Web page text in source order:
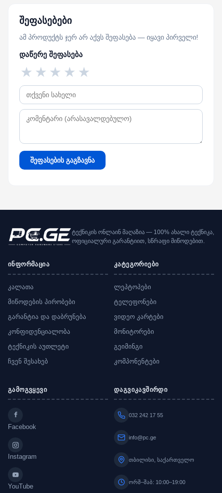
შეფასებები
ამ პროდუქტს ჯერ არ აქვს შეფასება — იყავი პირველი!
დაწერე შეფასება
★
★
★
★
★
შეფასების გაგზავნა
ტექნიკის ონლაინ მაღაზია — 100% ახალი ტექნიკა,
ოფიციალური გარანტიით, სწრაფი მიწოდებით.
ინფორმაცია
კალათა
მიწოდების პირობები
გარანტია და დაბრუნება
კონფიდენციალობა
ტექნიკის აუთლეტი
ჩვენ შესახებ
კატეგორიები
ლეპტოპები
ტელეფონები
ვიდეო კარტები
მონიტორები
გეიმინგი
კომპონენტები
გამოგვყევი
Facebook
Instagram
YouTube
დაგვიკავშირდი
032 242 17 55
info@pc.ge
თბილისი, საქართველო
ორშ–შაბ: 10:00–19:00